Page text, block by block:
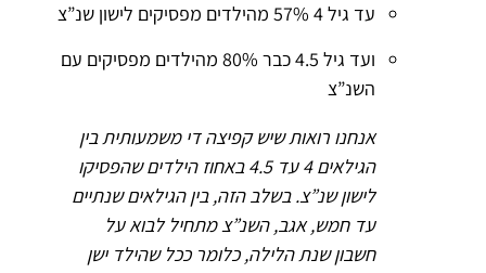
עד גיל 4 57% מהילדים מפסיקים לישון שנ”צ
ועד גיל 4.5 כבר 80% מהילדים מפסיקים עם
השנ”צ
אנחנו רואות שיש קפיצה די משמעותית בין
הגילאים 4 עד 4.5 באחוז הילדים שהפסיקו
לישון שנ”צ. בשלב הזה, בין הגילאים שנתיים
עד חמש, אגב, השנ”צ מתחיל לבוא על
חשבון שנת הלילה, כלומר ככל שהילד ישן